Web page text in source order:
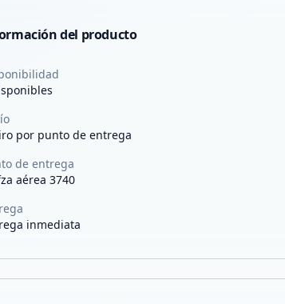
del producto
por punto de entrega
de entrega
aérea 3740
inmediata